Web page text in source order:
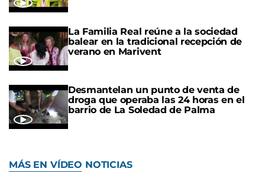
La Familia Real reúne a la sociedad
balear en la tradicional recepción de
verano en Marivent
Desmantelan un punto de venta de
droga que operaba las 24 horas en el
barrio de La Soledad de Palma
MÁS EN VÍDEO NOTICIAS